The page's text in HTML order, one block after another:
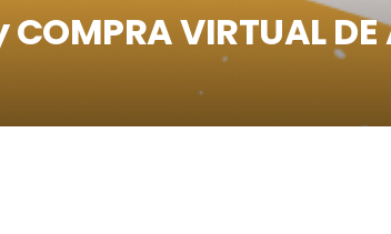
VIRTUAL DE